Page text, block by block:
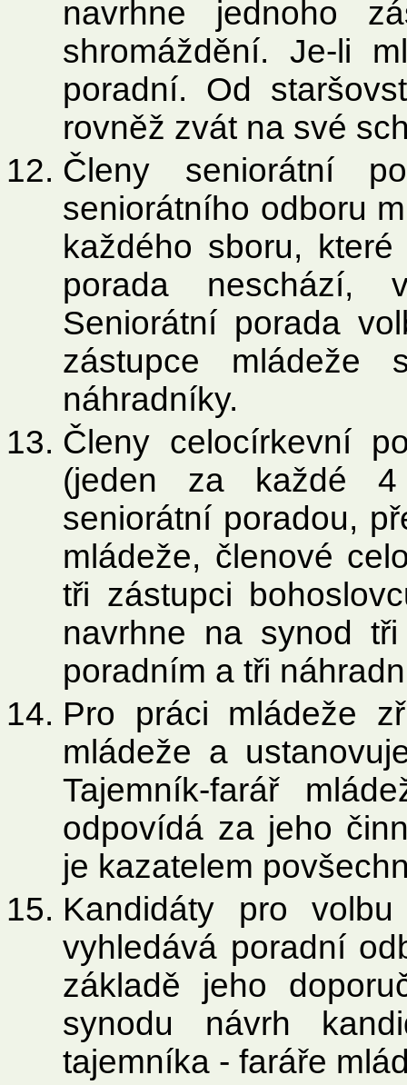
navrhne jednoho
shromáždění. Je-li
poradní. Od
rovněž zvát na své
Členy seniorátní
seniorátního odboru
každého sboru,
porada neschází,
Seniorátní porada
zástupce
náhradníky.
Členy celocírkevní
(jeden za každé
seniorátní poradou,
mládeže, členové
tři zástupci
navrhne na synod
poradním a tři
Pro práci mládeže
mládeže a
Tajemník-farář
odpovídá za jeho
je kazatelem
Kandidáty pro
vyhledává poradní
základě jeho
synodu návrh
tajemníka - faráře